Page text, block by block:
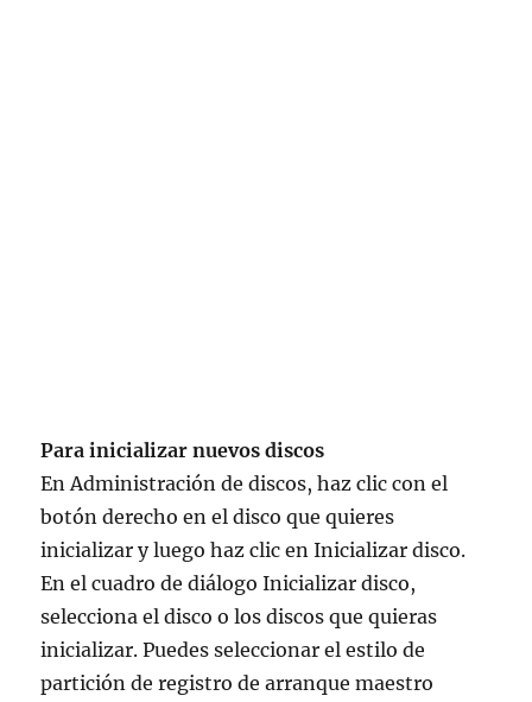
Para inicializar nuevos discos
En Administración de discos, haz clic con el
botón derecho en el disco que quieres
inicializar y luego haz clic en Inicializar disco.
En el cuadro de diálogo Inicializar disco,
selecciona el disco o los discos que quieras
inicializar. Puedes seleccionar el estilo de
partición de registro de arranque maestro